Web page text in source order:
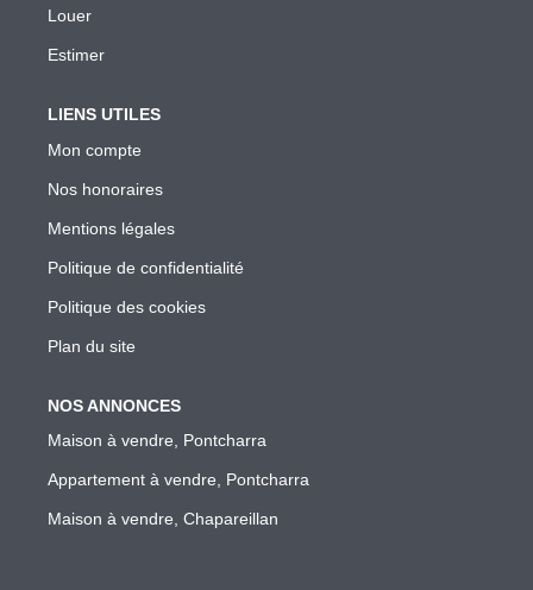
Louer
Estimer
LIENS UTILES
Mon compte
Nos honoraires
Mentions légales
Politique de confidentialité
Politique des cookies
Plan du site
NOS ANNONCES
Maison à vendre, Pontcharra
Appartement à vendre, Pontcharra
Maison à vendre, Chapareillan